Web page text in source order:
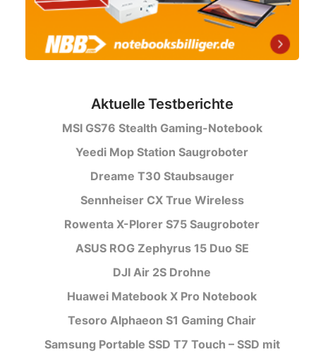
Aktuelle Testberichte
MSI GS76 Stealth Gaming-Notebook
Yeedi Mop Station Saugroboter
Dreame T30 Staubsauger
Sennheiser CX True Wireless
Rowenta X-Plorer S75 Saugroboter
ASUS ROG Zephyrus 15 Duo SE
DJI Air 2S Drohne
Huawei Matebook X Pro Notebook
Tesoro Alphaeon S1 Gaming Chair
Samsung Portable SSD T7 Touch – SSD mit